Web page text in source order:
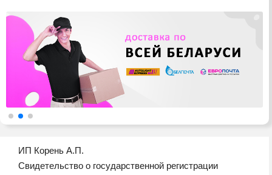
ИП Корень А.П.
Свидетельство о государственной регистрации